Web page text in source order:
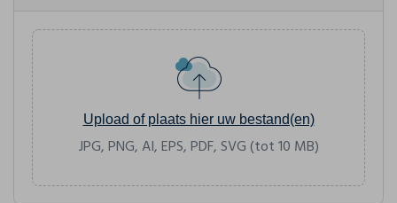
Upload of plaats hier uw bestand(en)
JPG, PNG, AI, EPS, PDF, SVG (tot 10 MB)